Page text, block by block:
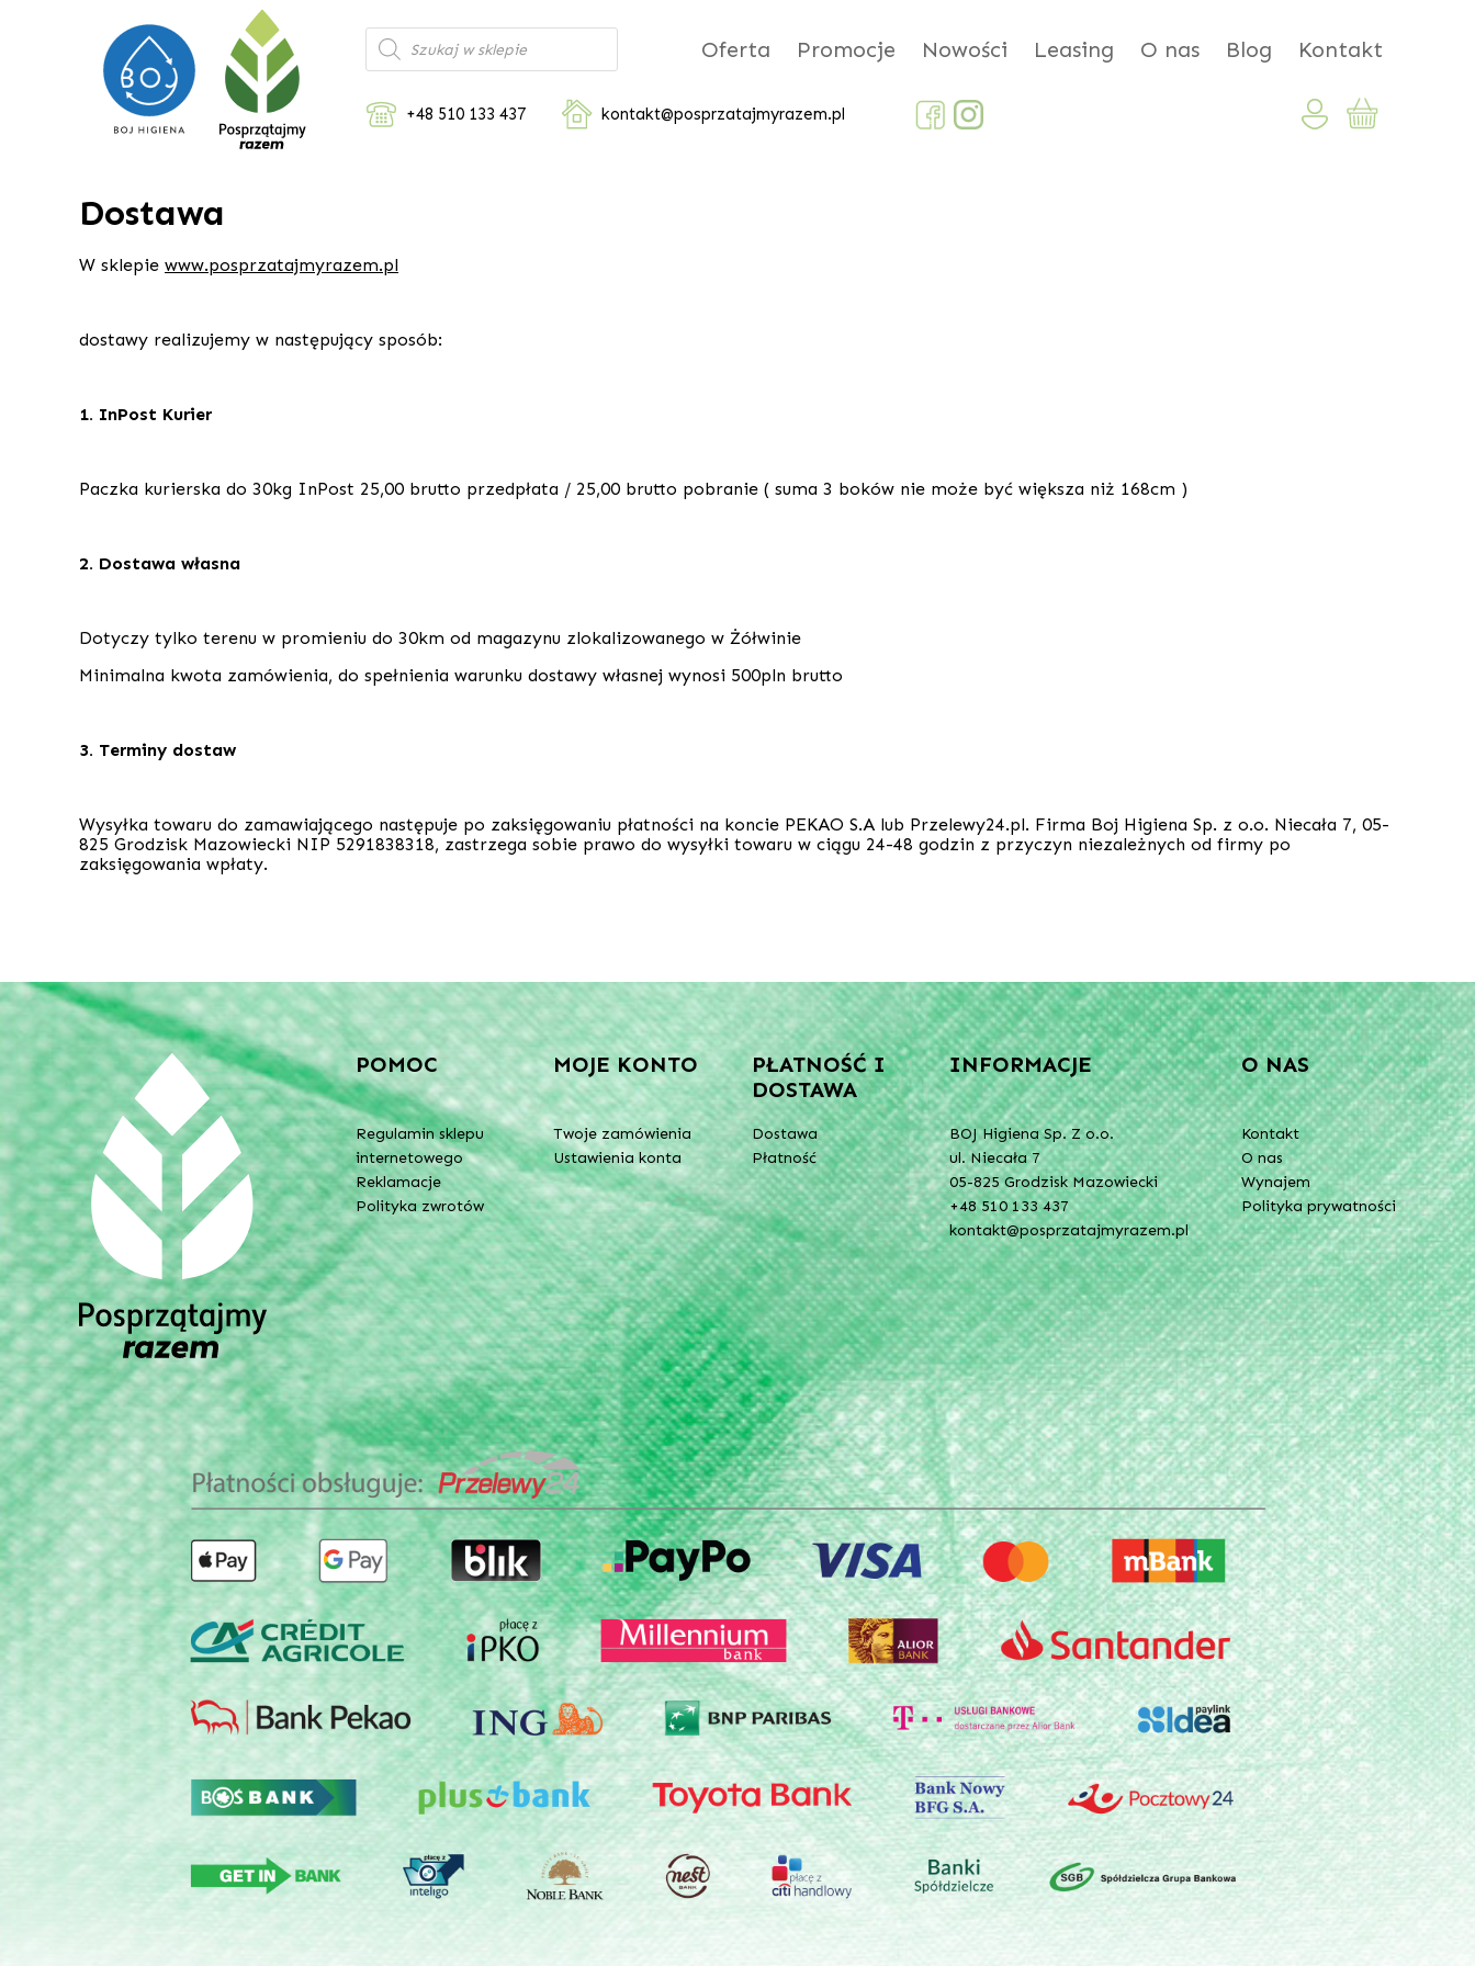
Wyszukiwarka
produktów
Oferta Promocje Nowości Leasing O nas Blog Kontakt
+48 510 133 437 kontakt@posprzatajmyrazem.pl
Dostawa
W sklepie www.posprzatajmyrazem.pl
dostawy realizujemy w następujący sposób:
1. InPost Kurier
Paczka kurierska do 30kg InPost 25,00 brutto przedpłata / 25,00 brutto pobranie ( suma 3 boków nie może być większa niż 168cm )
2. Dostawa własna
Dotyczy tylko terenu w promieniu do 30km od magazynu zlokalizowanego w Żółwinie
Minimalna kwota zamówienia, do spełnienia warunku dostawy własnej wynosi 500pln brutto
3. Terminy dostaw
Wysyłka towaru do zamawiającego następuje po zaksięgowaniu płatności na koncie PEKAO S.A lub Przelewy24.pl. Firma Boj Higiena Sp. z o.o. Niecała 7, 05-
825 Grodzisk Mazowiecki NIP 5291838318, zastrzega sobie prawo do wysyłki towaru w ciągu 24-48 godzin z przyczyn niezależnych od firmy po
zaksięgowania wpłaty.
POMOC
Regulamin sklepu
internetowego
Reklamacje
Polityka zwrotów
MOJE KONTO
Twoje zamówienia
Ustawienia konta
PŁATNOŚĆ I
DOSTAWA
Dostawa
Płatność
INFORMACJE
BOJ Higiena Sp. Z o.o.
ul. Niecała 7
05-825 Grodzisk Mazowiecki
+48 510 133 437
kontakt@posprzatajmyrazem.pl
O NAS
Kontakt
O nas
Wynajem
Polityka prywatności